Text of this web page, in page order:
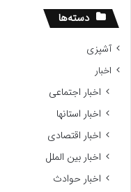
دسته‌ها
آشپزی
اخبار
اخبار اجتماعی
اخبار استانها
اخبار اقتصادی
اخبار بین الملل
اخبار حوادث